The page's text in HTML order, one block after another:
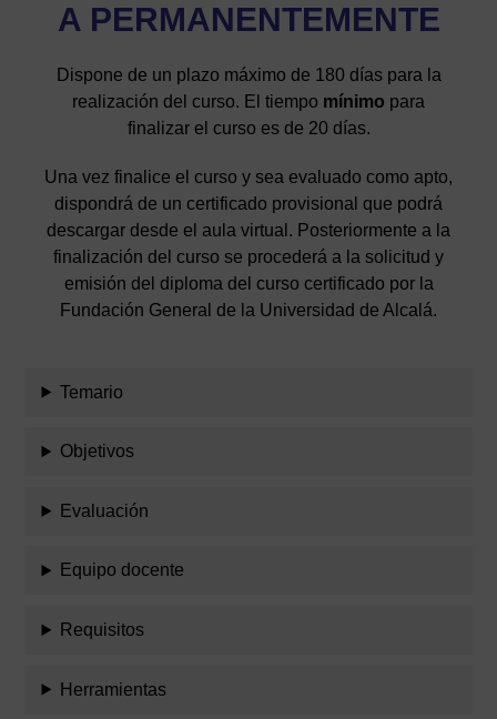
A PERMANENTEMENTE
Dispone de un plazo máximo de 180 días para la
realización del curso. El tiempo mínimo para
finalizar el curso es de 20 días.
Una vez finalice el curso y sea evaluado como apto,
dispondrá de un certificado provisional que podrá
descargar desde el aula virtual. Posteriormente a la
finalización del curso se procederá a la solicitud y
emisión del diploma del curso certificado por la
Fundación General de la Universidad de Alcalá.
Temario
Objetivos
Evaluación
Equipo docente
Requisitos
Herramientas